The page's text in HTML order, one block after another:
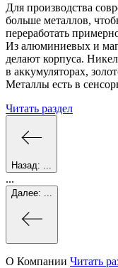
Для производства
больше металлов,
переработать
Из алюминиевых и
делают корпуса.
в аккумуляторах,
Металлы есть в
Читать раздел
Назад:
...
Далее:
О Компании Читать